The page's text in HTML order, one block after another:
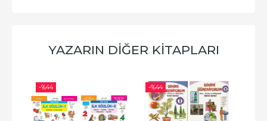
YAZARIN DIĞER KITAPLARI
-%44 -%44